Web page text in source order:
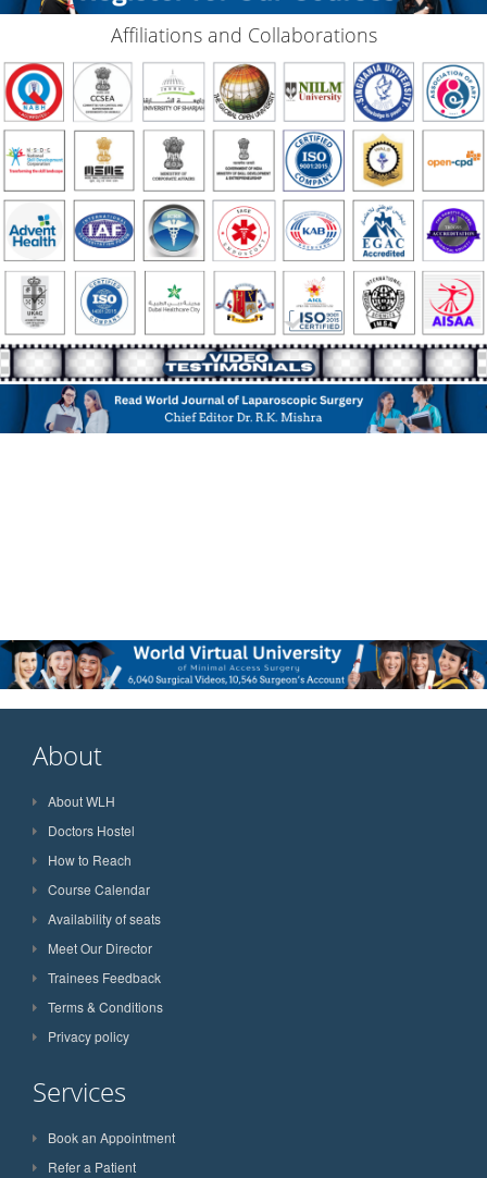
Affiliations and Collaborations
About
About WLH
Doctors Hostel
How to Reach
Course Calendar
Availability of seats
Meet Our Director
Trainees Feedback
Terms & Conditions
Privacy policy
Services
Book an Appointment
Refer a Patient